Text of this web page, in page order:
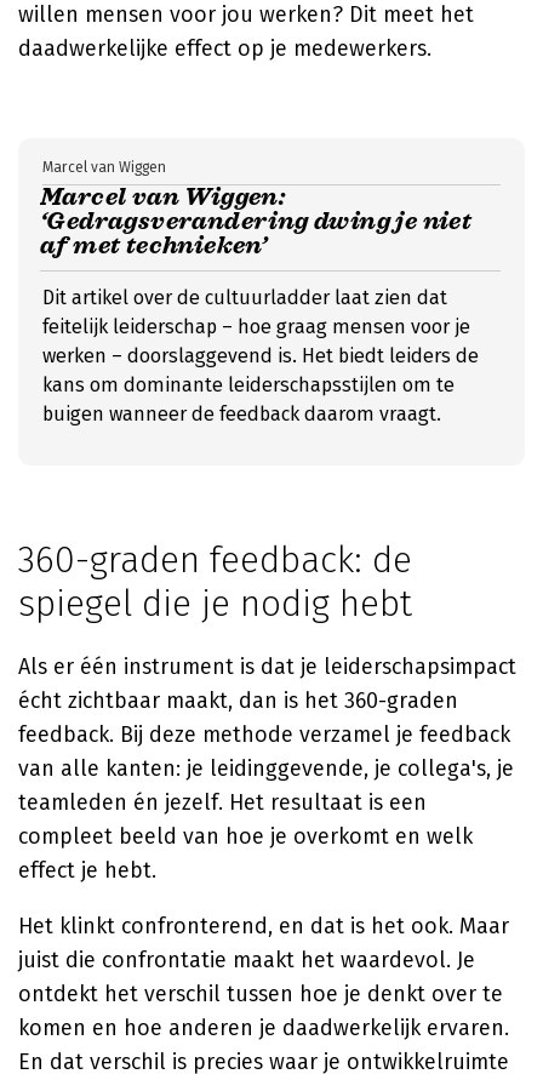
willen mensen voor jou werken? Dit meet het
daadwerkelijke effect op je medewerkers.
Marcel van Wiggen:
‘Gedragsverandering dwing je niet
af met technieken’
Marcel van Wiggen
Dit artikel over de cultuurladder laat zien dat
feitelijk leiderschap – hoe graag mensen voor je
werken – doorslaggevend is. Het biedt leiders de
kans om dominante leiderschapsstijlen om te
buigen wanneer de feedback daarom vraagt.
360-graden feedback: de
spiegel die je nodig hebt
Als er één instrument is dat je leiderschapsimpact
écht zichtbaar maakt, dan is het 360-graden
feedback. Bij deze methode verzamel je feedback
van alle kanten: je leidinggevende, je collega's, je
teamleden én jezelf. Het resultaat is een
compleet beeld van hoe je overkomt en welk
effect je hebt.
Het klinkt confronterend, en dat is het ook. Maar
juist die confrontatie maakt het waardevol. Je
ontdekt het verschil tussen hoe je denkt over te
komen en hoe anderen je daadwerkelijk ervaren.
En dat verschil is precies waar je ontwikkelruimte